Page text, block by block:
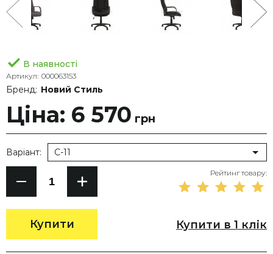
В наявності
Артикул: 000063153
Бренд: Новий Стиль
Ціна: 6 570 грн
Купити
Варіант: C-11
Рейтинг товару:
Купити в 1 клік